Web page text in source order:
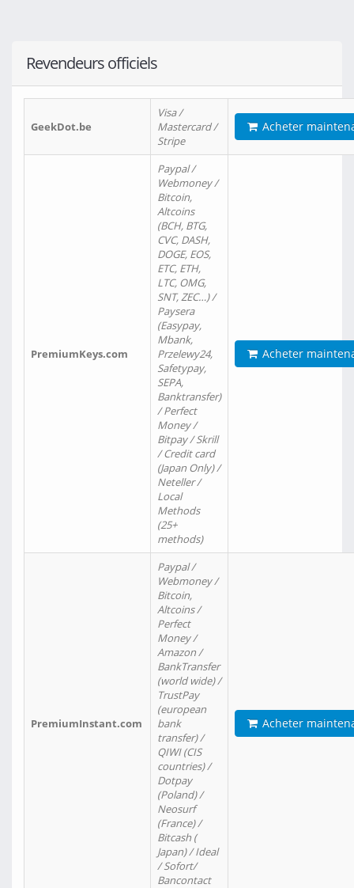
Revendeurs officiels
GeekDot.be
Visa /
Mastercard /
Stripe
Acheter
PremiumKeys.com
Paypal /
Webmoney /
Bitcoin,
Altcoins
(BCH, BTG,
CVC, DASH,
DOGE, EOS,
ETC, ETH,
LTC, OMG,
SNT, ZEC…) /
Paysera
(Easypay,
Mbank,
Przelewy24,
Safetypay,
SEPA,
Banktransfer)
/ Perfect
Money /
Bitpay / Skrill
/ Credit card
(Japan Only) /
Neteller /
Local
Methods
(25+
methods)
Acheter
PremiumInstant.com
Paypal /
Webmoney /
Bitcoin,
Altcoins /
Perfect
Money /
Amazon /
BankTransfer
(world wide) /
TrustPay
(european
bank
transfer) /
QIWI (CIS
countries) /
Dotpay
(Poland) /
Neosurf
(France) /
Bitcash (
Japan) / Ideal
/ Sofort/
Bancontact
Acheter